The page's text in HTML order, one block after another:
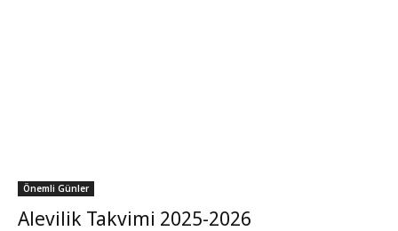
Önemli Günler
Alevilik Takvimi 2025-2026